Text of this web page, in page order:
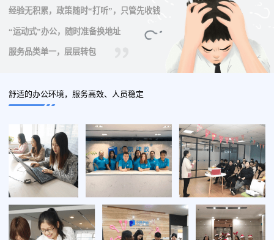
经验无积累，政策随时“打听”，只管先收钱
“运动式”办公，随时准备换地址
服务品类单一，层层转包
舒适的办公环境，服务高效、人员稳定